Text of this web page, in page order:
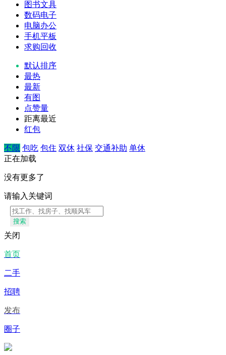
图书文具
数码电子
电脑办公
手机平板
求购回收
默认排序
最热
最新
有图
点赞量
距离最近
红包
不限 包吃 包住 双休 社保 交通补助 单休
正在加载
没有更多了
请输入关键词
搜索
关闭
首页
二手
招聘
发布
圈子